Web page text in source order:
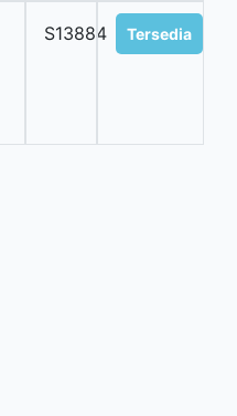
S13884 Tersedia